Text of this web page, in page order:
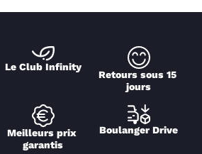
Le Club Infinity
Retours sous 15
jours
Meilleurs prix
garantis
Boulanger Drive